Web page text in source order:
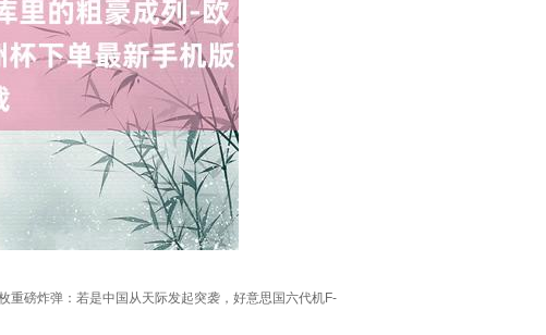
磅炸弹：若是中国从天际发起突袭，好意思国六代机F-